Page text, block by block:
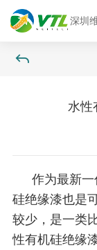
深圳
水性
作为最新一
硅绝缘漆也是
较少，是一类
性有机硅绝缘